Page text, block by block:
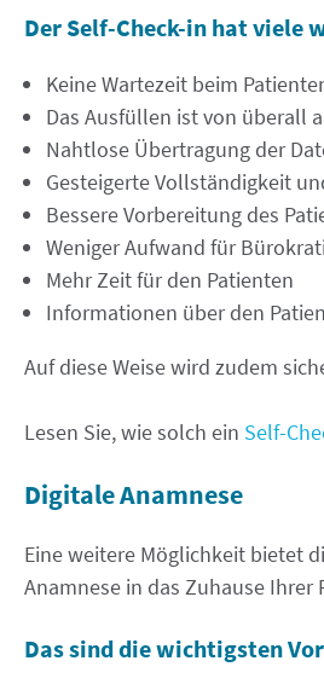
Der Self-Check-in hat viele
Keine Wartezeit beim
Das Ausfüllen ist von überall
Nahtlose Übertragung der
Gesteigerte Vollständigkeit
Bessere Vorbereitung des
Weniger Aufwand für
Mehr Zeit für den Patienten
Informationen über den
Auf diese Weise wird zudem
Lesen Sie, wie solch ein Self-
Digitale Anamnese
Eine weitere Möglichkeit bietet
Anamnese in das Zuhause
Das sind die wichtigsten